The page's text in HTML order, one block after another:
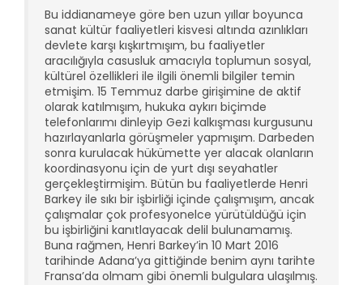
Bu iddianameye göre ben uzun yıllar boyunca
sanat kültür faaliyetleri kisvesi altında azınlıkları
devlete karşı kışkırtmışım, bu faaliyetler
aracılığıyla casusluk amacıyla toplumun sosyal,
kültürel özellikleri ile ilgili önemli bilgiler temin
etmişim. 15 Temmuz darbe girişimine de aktif
olarak katılmışım, hukuka aykırı biçimde
telefonlarımı dinleyip Gezi kalkışması kurgusunu
hazırlayanlarla görüşmeler yapmışım. Darbeden
sonra kurulacak hükümette yer alacak olanların
koordinasyonu için de yurt dışı seyahatler
gerçekleştirmişim. Bütün bu faaliyetlerde Henri
Barkey ile sıkı bir işbirliği içinde çalışmışım, ancak
çalışmalar çok profesyonelce yürütüldüğü için
bu işbirliğini kanıtlayacak delil bulunamamış.
Buna rağmen, Henri Barkey’in 10 Mart 2016
tarihinde Adana’ya gittiğinde benim aynı tarihte
Fransa’da olmam gibi önemli bulgulara ulaşılmış.